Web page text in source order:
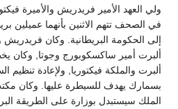
ولي العهد الأمير فريدريش والأميرة
في الصحف تتهم الاثنين بأنهما عميلين
إلى الحكومة البريطانية. وكان فريدريش
ألبرت أمير ساكسكوبورج وجوتا, وكان
ألبرت والملكة فيكتوريا, ولإعادة تنظيم
بسمارك يهدف للسيطرة عليها. وكان
الملك سيستبدل بوزارة على الطريقة